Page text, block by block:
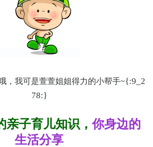
， 我可是萱萱姐姐得力的小帮手~{:9_2
78:}
亲子育儿知识，你身边的
生活分享